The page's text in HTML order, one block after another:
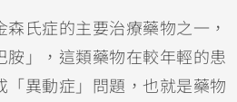
氏症的主要治療藥物之一，
胺」，這類藥物在較年輕的患
「異動症」問題，也就是藥物